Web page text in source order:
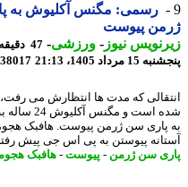
رسمی: مگنس آکلیوش به
پیوست
نیوز-ورزشی-
47 دقیقه
1405، 21:13
82038017
که مدت ها انتظارش می رفت،
شده است و مگنس آکلیوش
سن ژرمن پیوست. هافبک هجومی
پیوستن به پی اس جی پیش رفته
سن ژرمن -پیوست-هافبک هجومی-